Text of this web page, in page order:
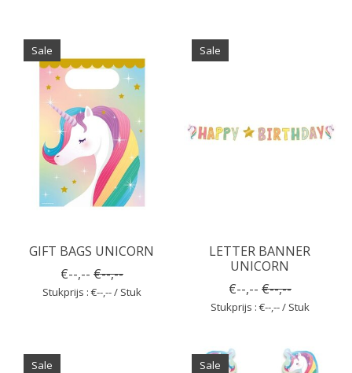
Sale
GIFT BAGS UNICORN
€--,-- €--,--
Stukprijs : €--,-- / Stuk
Sale
LETTER BANNER
UNICORN
€--,-- €--,--
Stukprijs : €--,-- / Stuk
Sale Sale